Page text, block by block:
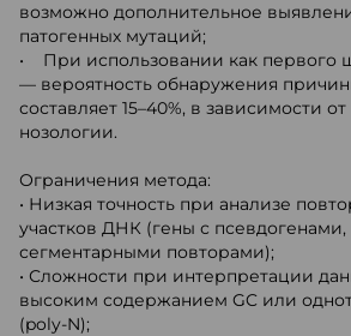
возможно дополнительное
патогенных мутаций;
• При использовании как первого
— вероятность обнаружения
составляет 15–40%, в зависимости
нозологии.
Ограничения метода:
• Низкая точность при анализе
участков ДНК (гены с
сегментарными повторами);
• Сложности при интерпретации
высоким содержанием GC или
(poly-N);